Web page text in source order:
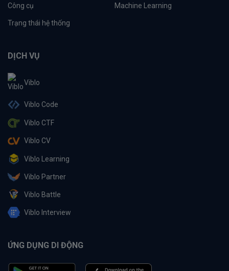
Công cụ Machine Learning
Trạng thái hệ thống
DỊCH VỤ
Viblo
Viblo Code
Viblo CTF
Viblo CV
Viblo Learning
Viblo Partner
Viblo Battle
Viblo Interview
ỨNG DỤNG DI ĐỘNG